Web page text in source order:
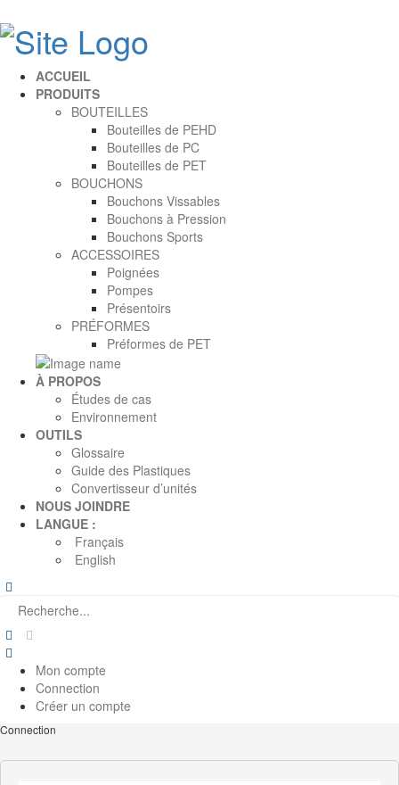
ACCUEIL
PRODUITS
BOUTEILLES
Bouteilles de PEHD
Bouteilles de PC
Bouteilles de PET
BOUCHONS
Bouchons Vissables
Bouchons à Pression
Bouchons Sports
ACCESSOIRES
Poignées
Pompes
Présentoirs
PRÉFORMES
Préformes de PET
À PROPOS
Études de cas
Environnement
OUTILS
Glossaire
Guide des Plastiques
Convertisseur d’unités
NOUS JOINDRE
LANGUE :
Français
English
Mon compte
Connection
Créer un compte
Connection